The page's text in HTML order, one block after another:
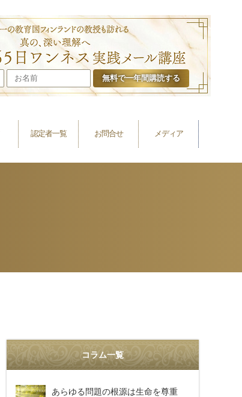
叶礼美の365日
認定者一覧 お問合せ メディア
コラム一覧
あらゆる問題の根源は生命を尊重